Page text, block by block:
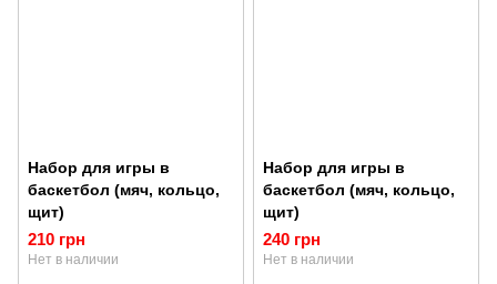
Набор для игры в
баскетбол (мяч, кольцо,
щит)
210 грн
Нет в наличии
Набор для игры в
баскетбол (мяч, кольцо,
щит)
240 грн
Нет в наличии